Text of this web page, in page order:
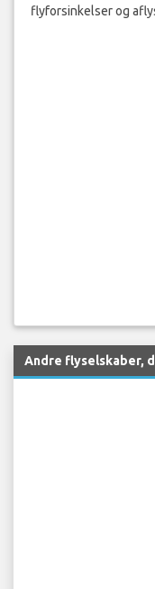
flyforsinkelser og
Andre flyselskaber,